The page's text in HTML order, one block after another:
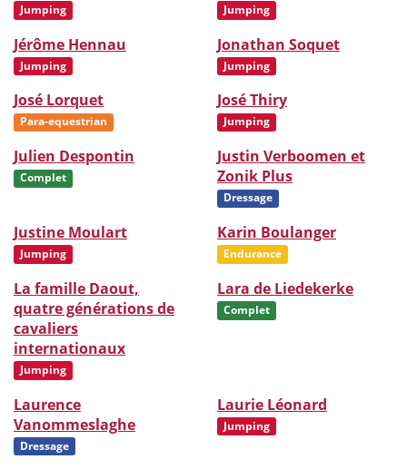
Jumping Jumping
Jérôme Hennau
Jumping
Jonathan Soquet
Jumping
José Lorquet
Para-equestrian
José Thiry
Jumping
Julien Despontin
Complet
Justin Verboomen et
Zonik Plus
Dressage
Justine Moulart
Jumping
Karin Boulanger
Endurance
La famille Daout,
quatre générations de
cavaliers
internationaux
Jumping
Lara de Liedekerke
Complet
Laurence
Vanommeslaghe
Dressage
Laurie Léonard
Jumping